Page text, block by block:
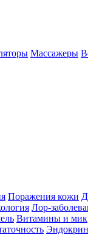
Массажеры
Поражения кожи
Лор-
Витамины и